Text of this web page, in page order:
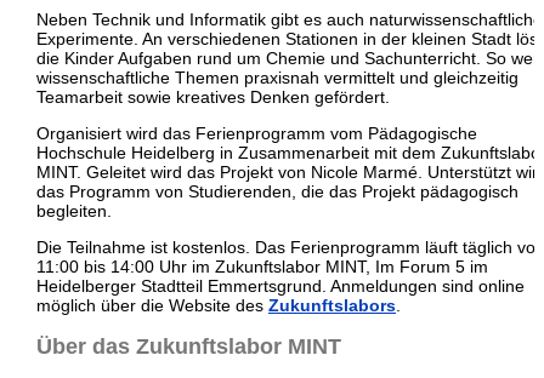
Neben Technik und Informatik gibt es auch naturwissenschaftliche
Experimente. An verschiedenen Stationen in der kleinen Stadt
die Kinder Aufgaben rund um Chemie und Sachunterricht. So
wissenschaftliche Themen praxisnah vermittelt und gleichzeitig
Teamarbeit sowie kreatives Denken gefördert.
Organisiert wird das Ferienprogramm vom Pädagogische
Hochschule Heidelberg in Zusammenarbeit mit dem
MINT. Geleitet wird das Projekt von Nicole Marmé. Unterstützt
das Programm von Studierenden, die das Projekt pädagogisch
begleiten.
Die Teilnahme ist kostenlos. Das Ferienprogramm läuft täglich von
11:00 bis 14:00 Uhr im Zukunftslabor MINT, Im Forum 5 im
Heidelberger Stadtteil Emmertsgrund. Anmeldungen sind online
möglich über die Website des Zukunftslabors.
Über das Zukunftslabor MINT